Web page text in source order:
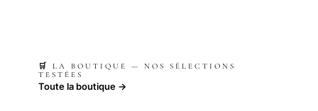
🛒 LA BOUTIQUE — NOS SÉLECTIONS
TESTÉES
Toute la boutique →